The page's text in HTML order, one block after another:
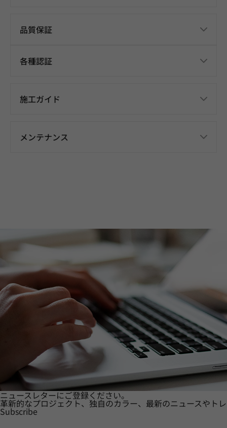
品質保証
各種認証
施工ガイド
メンテナンス
ニュースレターにご登録ください。
革新的なプロジェクト、独自のカラー、最新のニュースやト
Subscribe